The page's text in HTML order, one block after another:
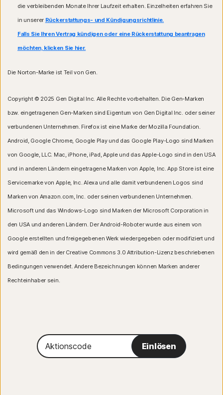
die verbleibenden Monate Ihrer Laufzeit erhalten. Einzelheiten erfahren Sie
in unserer Rückerstattungs- und Kündigungsrichtlinie.
Falls Sie Ihren Vertrag kündigen oder eine Rückerstattung beantragen
möchten, klicken Sie hier.
Die Norton-Marke ist Teil von Gen.
Copyright © 2025 Gen Digital Inc. Alle Rechte vorbehalten. Die Gen-Marken
bzw. eingetragenen Gen-Marken sind Eigentum von Gen Digital Inc. oder seiner
verbundenen Unternehmen. Firefox ist eine Marke der Mozilla Foundation.
Android, Google Chrome, Google Play und das Google Play-Logo sind Marken
von Google, LLC. Mac, iPhone, iPad, Apple und das Apple-Logo sind in den USA
und in anderen Ländern eingetragene Marken von Apple, Inc. App Store ist eine
Servicemarke von Apple, Inc. Alexa und alle damit verbundenen Logos sind
Marken von Amazon.com, Inc. oder seinen verbundenen Unternehmen.
Microsoft und das Windows-Logo sind Marken der Microsoft Corporation in
den USA und anderen Ländern. Der Android-Roboter wurde aus einem von
Google erstellten und freigegebenen Werk wiedergegeben oder modifiziert und
wird gemäß den in der Creative Commons 3.0 Attribution-Lizenz beschriebenen
Bedingungen verwendet. Andere Bezeichnungen können Marken anderer
Rechteinhaber sein.
Aktionscode
Einlösen